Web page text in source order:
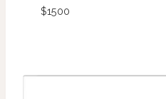
$1500